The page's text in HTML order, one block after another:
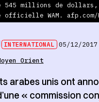
INTERNATIONAL 05/12/2017
Orient
millions de dollars,
officielle WAM. afp.com/
arabes unis ont
« commission